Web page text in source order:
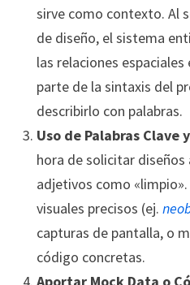
sirve como contexto. Al
de diseño, el sistema
las relaciones
parte de la sintaxis del
describirlo con palabras.
Uso de Palabras Clave
hora de solicitar diseños
adjetivos como
visuales precisos (ej.
capturas de pantalla, o
código concretas.